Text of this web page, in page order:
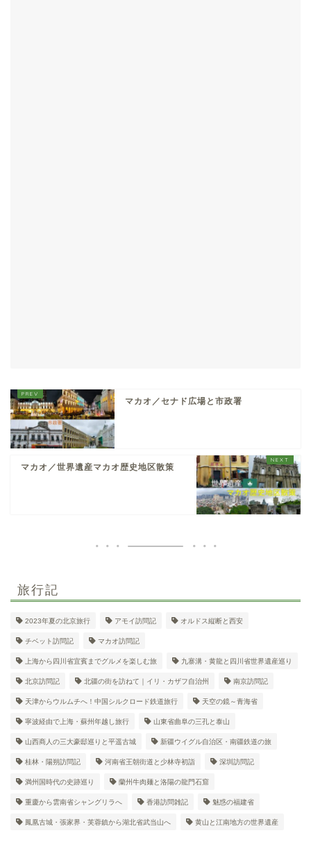
マカオ／セナド広場と市政署
マカオ／世界遺産マカオ歴史地区散策
旅行記
2023年夏の北京旅行 アモイ訪問記 オルドス縦断と西安
チベット訪問記 マカオ訪問記
上海から四川省宜賓までグルメを楽しむ旅 九寨溝・黄龍と四川省世界遺産巡り
北京訪問記 北疆の街を訪ねて｜イリ・カザフ自治州 南京訪問記
天津からウルムチへ！中国シルクロード鉄道旅行 天空の鏡～青海省
寧波経由で上海・蘇州年越し旅行 山東省曲阜の三孔と泰山
山西商人の三大豪邸巡りと平遥古城 新疆ウイグル自治区・南疆鉄道の旅
桂林・陽朔訪問記 河南省王朝街道と少林寺初詣 深圳訪問記
満州国時代の史跡巡り 蘭州牛肉麺と洛陽の龍門石窟
重慶から雲南省シャングリラへ 香港訪問雑記 魅惑の福建省
鳳凰古城・張家界・芙蓉鎮から湖北省武当山へ 黄山と江南地方の世界遺産